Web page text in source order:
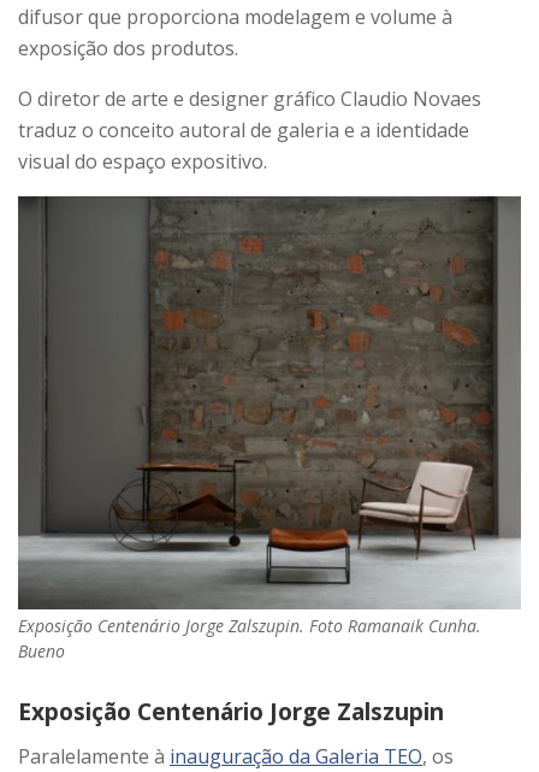
difusor que proporciona modelagem e volume à
exposição dos produtos.
O diretor de arte e designer gráfico Claudio Novaes
traduz o conceito autoral de galeria e a identidade
visual do espaço expositivo.
Exposição Centenário Jorge Zalszupin. Foto Ramanaik Cunha.
Bueno
Exposição Centenário Jorge Zalszupin
Paralelamente à inauguração da Galeria TEO, os